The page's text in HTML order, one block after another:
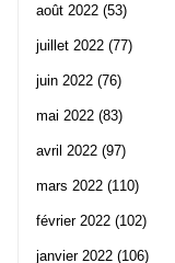
août 2022 (53)
juillet 2022 (77)
juin 2022 (76)
mai 2022 (83)
avril 2022 (97)
mars 2022 (110)
février 2022 (102)
janvier 2022 (106)